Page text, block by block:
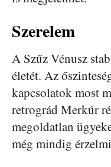
Szerelem
A Szűz Vénusz
életét. Az
kapcsolatok most
retrográd Merkúr
megoldatlan
még mindig